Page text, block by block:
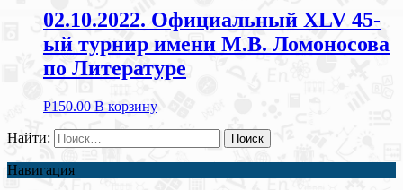
02.10.2022. Официальный XLV 45-
ый турнир имени М.В. Ломоносова
по Литературе
Р150.00 В корзину
Найти:
Навигация